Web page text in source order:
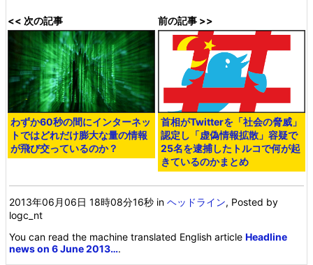
<< 次の記事
わずか60秒の間にインターネッ
トではどれだけ膨大な量の情報
が飛び交っているのか？
前の記事 >>
首相がTwitterを「社会の脅威」
認定し「虚偽情報拡散」容疑で
25名を逮捕したトルコで何が起
きているのかまとめ
2013年06月06日 18時08分16秒 inヘッドライン, Posted by
logc_nt
You can read the machine translated English articleHeadline
news on 6 June 2013….